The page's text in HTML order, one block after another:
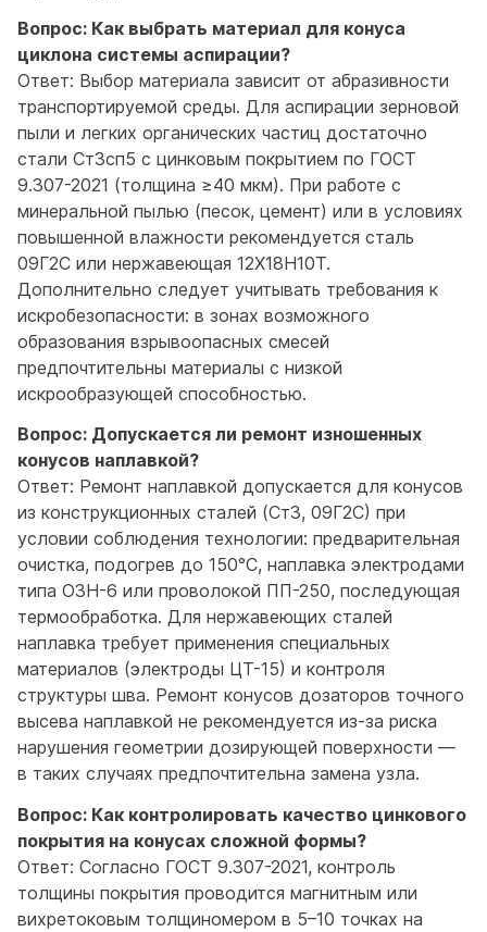
Вопрос: Как выбрать материал для конуса
циклона системы аспирации?
Ответ: Выбор материала зависит от абразивности
транспортируемой среды. Для аспирации зерновой
пыли и легких органических частиц достаточно
стали Ст3сп5 с цинковым покрытием по ГОСТ
9.307-2021 (толщина ≥40 мкм). При работе с
минеральной пылью (песок, цемент) или в условиях
повышенной влажности рекомендуется сталь
09Г2С или нержавеющая 12Х18Н10Т.
Дополнительно следует учитывать требования к
искробезопасности: в зонах возможного
образования взрывоопасных смесей
предпочтительны материалы с низкой
искрообразующей способностью.
Вопрос: Допускается ли ремонт изношенных
конусов наплавкой?
Ответ: Ремонт наплавкой допускается для конусов
из конструкционных сталей (Ст3, 09Г2С) при
условии соблюдения технологии: предварительная
очистка, подогрев до 150°С, наплавка электродами
типа ОЗН-6 или проволокой ПП-250, последующая
термообработка. Для нержавеющих сталей
наплавка требует применения специальных
материалов (электроды ЦТ-15) и контроля
структуры шва. Ремонт конусов дозаторов точного
высева наплавкой не рекомендуется из-за риска
нарушения геометрии дозирующей поверхности —
в таких случаях предпочтительна замена узла.
Вопрос: Как контролировать качество цинкового
покрытия на конусах сложной формы?
Ответ: Согласно ГОСТ 9.307-2021, контроль
толщины покрытия проводится магнитным или
вихретоковым толщиномером в 5–10 точках на